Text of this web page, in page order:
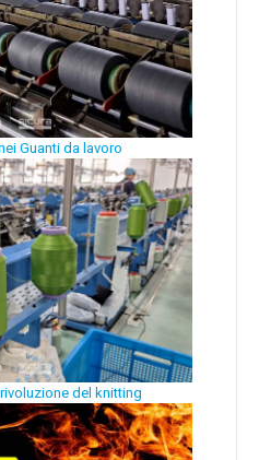
Guanti da lavoro
del knitting